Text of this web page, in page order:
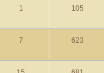
1 105
7 623